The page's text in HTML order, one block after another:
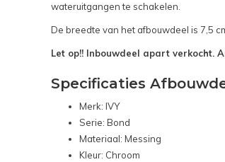
wateruitgangen te schakelen.
De breedte van het afbouwdeel is 7,5
Let op!! Inbouwdeel apart verkocht.
Specificaties
Merk: IVY
Serie: Bond
Materiaal: Messing
Kleur: Chroom